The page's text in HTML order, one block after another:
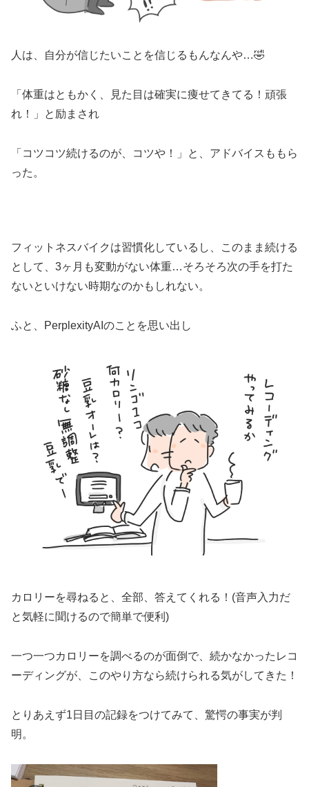
人は、自分が信じたいことを信じるもんなんや…🤣
「体重はともかく、見た目は確実に痩せてきてる！頑張
れ！」と励まされ
「コツコツ続けるのが、コツや！」と、アドバイスももら
った。
フィットネスバイクは習慣化しているし、このまま続ける
として、3ヶ月も変動がない体重…そろそろ次の手を打た
ないといけない時期なのかもしれない。
ふと、PerplexityAIのことを思い出し
カロリーを尋ねると、全部、答えてくれる！(音声入力だ
と気軽に聞けるので簡単で便利)
一つ一つカロリーを調べるのが面倒で、続かなかったレコ
ーディングが、このやり方なら続けられる気がしてきた！
とりあえず1日目の記録をつけてみて、驚愕の事実が判
明。